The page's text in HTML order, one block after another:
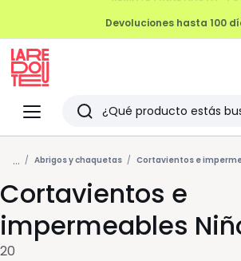
Devoluciones hasta 100
Menu
Redoute
Buscar
Últimos
artículos
vistos
... Abrigos y chaquetas Cortavientos e
Cortavientos e
impermeables
20